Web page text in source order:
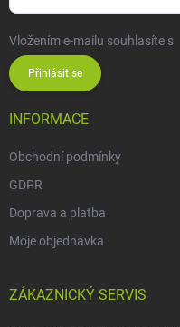
Vložením e-mailu souhlasíte s
Přihlásit se
INFORMACE
Obchodní podmínky
GDPR
Doprava a platba
Moje objednávka
ZÁKAZNICKÝ SERVIS